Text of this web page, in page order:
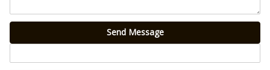
Send Message